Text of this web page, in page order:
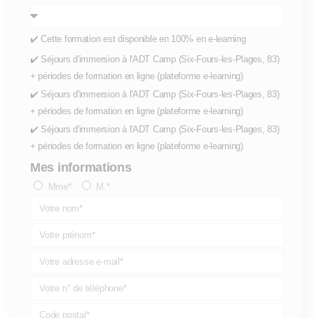
✔️ Cette formation est disponible en 100% en e-learning
✔️ Séjours d'immersion à l'ADT Camp (Six-Fours-les-Plages, 83)
+ périodes de formation en ligne (plateforme e-learning)
✔️ Séjours d'immersion à l'ADT Camp (Six-Fours-les-Plages, 83)
+ périodes de formation en ligne (plateforme e-learning)
✔️ Séjours d'immersion à l'ADT Camp (Six-Fours-les-Plages, 83)
+ périodes de formation en ligne (plateforme e-learning)
Mes informations
Mme* M.*